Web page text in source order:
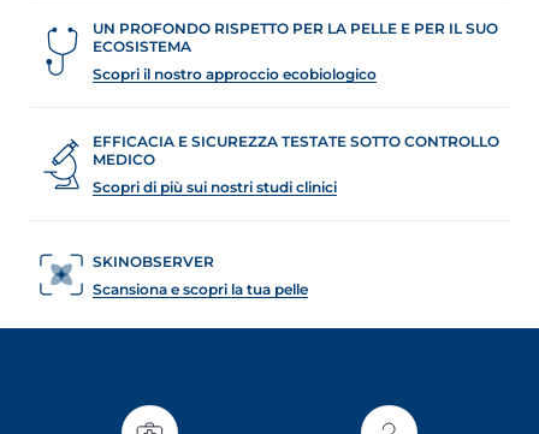
UN PROFONDO RISPETTO PER LA PELLE E PER IL SUO
ECOSISTEMA
Scopri il nostro approccio ecobiologico
EFFICACIA E SICUREZZA TESTATE SOTTO CONTROLLO
MEDICO
Scopri di più sui nostri studi clinici
SKINOBSERVER
Scansiona e scopri la tua pelle